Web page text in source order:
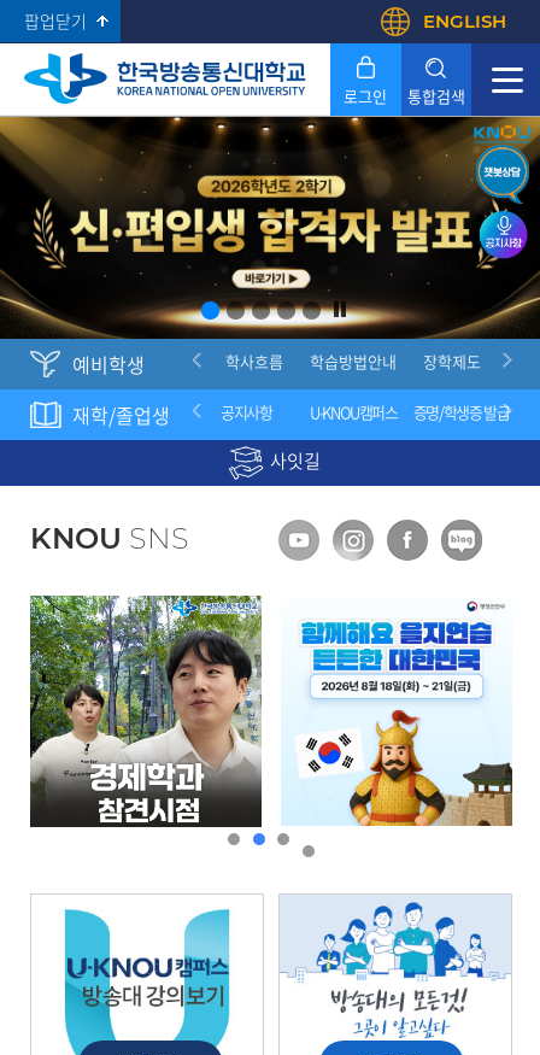
팝업닫기 ENGLISH
로그인 통합검색
Search
예비학생
입학안내 방송대학TV 학사흐름 학습방법안내 장학제도
재학/졸업생
학생서식 대학생활길라잡이 공지사항 U-KNOU캠퍼스 증명/학생증 발급
사잇길
KNOU SNS
경제학과 참견시점
바로가기
2026 을지연습
바로가기